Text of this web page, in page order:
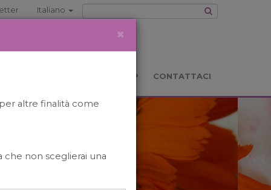
Italiano
BOOKSHOP CONTATTACI
×
altre finalità come
che non sceglierai una